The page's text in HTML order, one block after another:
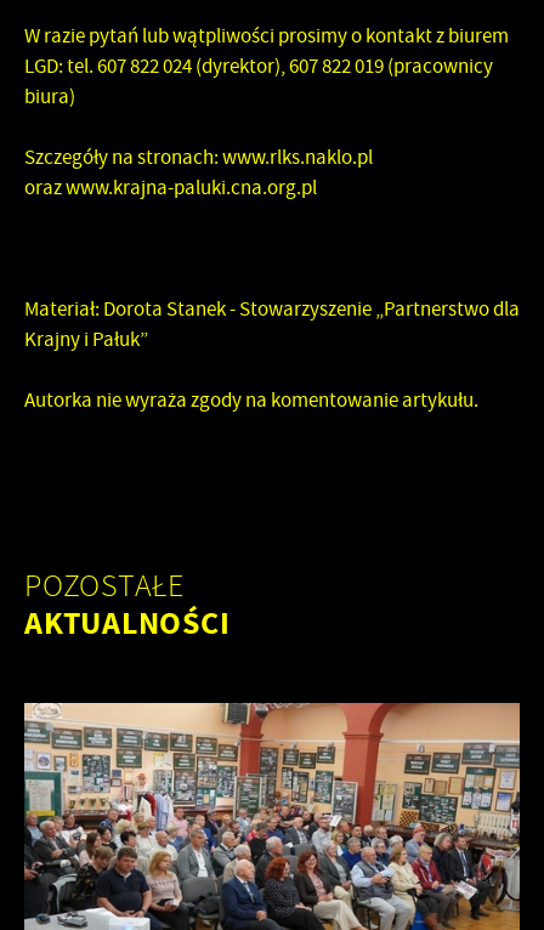
W razie pytań lub wątpliwości prosimy o kontakt z biurem
LGD: tel. 607 822 024 (dyrektor), 607 822 019 (pracownicy
biura)
Szczegóły na stronach:www.rlks.naklo.pl
orazwww.krajna-paluki.cna.org.pl
Materiał: Dorota Stanek - Stowarzyszenie „Partnerstwo dla
Krajny i Pałuk”
Autorka nie wyraża zgody na komentowanie artykułu.
POZOSTAŁE
AKTUALNOŚCI